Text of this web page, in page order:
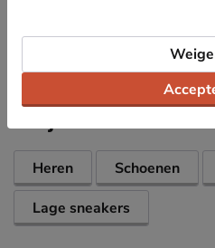
Specificaties
Bekijk meer
Heren Schoenen
Lage sneakers